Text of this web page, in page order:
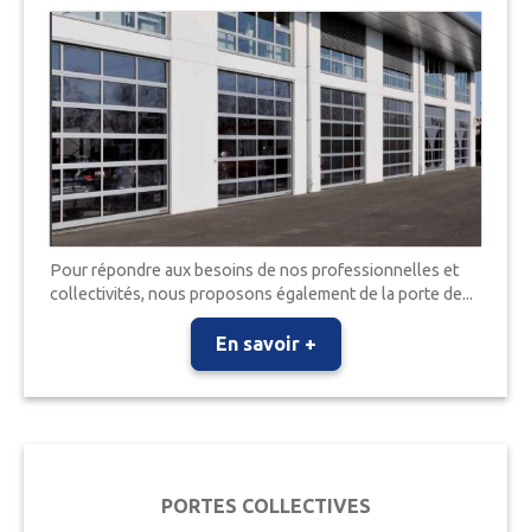
Pour répondre aux besoins de nos professionnelles et
collectivités, nous proposons également de la porte de...
En savoir +
PORTES COLLECTIVES